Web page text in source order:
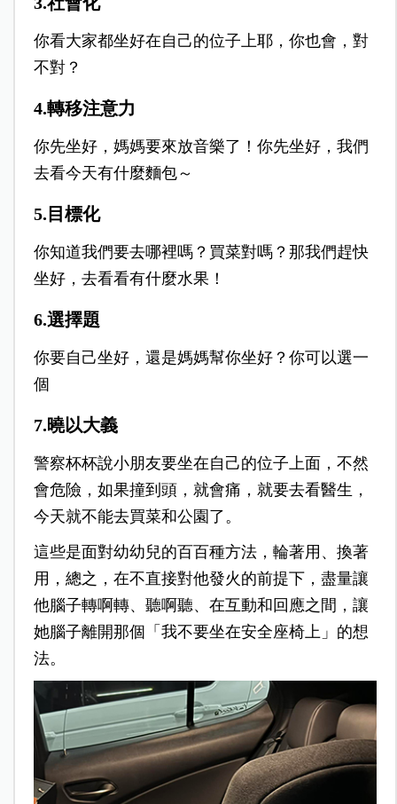
你看大家都坐好在自己的位子上耶，你也會，對
不對？
4.轉移注意力
你先坐好，媽媽要來放音樂了！你先坐好，我們
去看今天有什麼麵包～
5.目標化
你知道我們要去哪裡嗎？買菜對嗎？那我們趕快
坐好，去看看有什麼水果！
6.選擇題
你要自己坐好，還是媽媽幫你坐好？你可以選一
個
7.曉以大義
警察杯杯說小朋友要坐在自己的位子上面，不然
會危險，如果撞到頭，就會痛，就要去看醫生，
今天就不能去買菜和公園了。
這些是面對幼幼兒的百百種方法，輪著用、換著
用，總之，在不直接對他發火的前提下，盡量讓
他腦子轉啊轉、聽啊聽、在互動和回應之間，讓
她腦子離開那個「我不要坐在安全座椅上」的想
法。